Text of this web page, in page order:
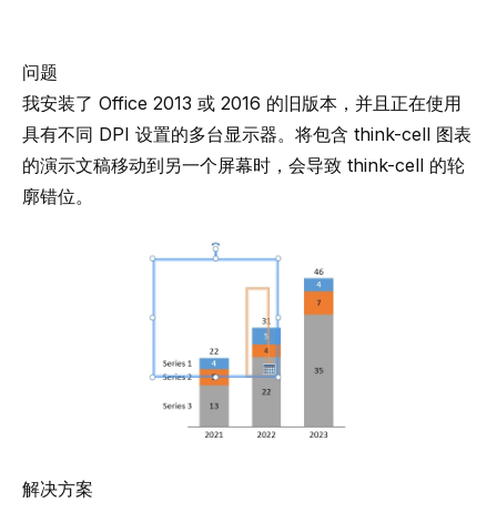
问题
我安装了 Office 2013 或 2016 的旧版本，并且正在使用
具有不同 DPI 设置的多台显示器。将包含 think-cell 图表
的演示文稿移动到另一个屏幕时，会导致 think-cell 的轮
廓错位。
解决方案